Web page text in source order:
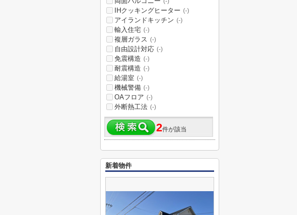
IHクッキングヒーター (-)
アイランドキッチン (-)
輸入住宅 (-)
複層ガラス (-)
自由設計対応 (-)
免震構造 (-)
耐震構造 (-)
給湯室 (-)
機械警備 (-)
OAフロア (-)
外断熱工法 (-)
2件が該当
新着物件